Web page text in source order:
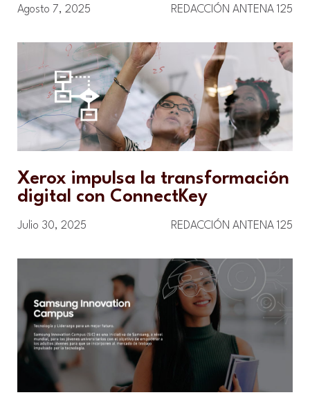
Agosto 7, 2025 REDACCIÓN ANTENA 125
Xerox impulsa la transformación
digital con ConnectKey
Julio 30, 2025 REDACCIÓN ANTENA 125